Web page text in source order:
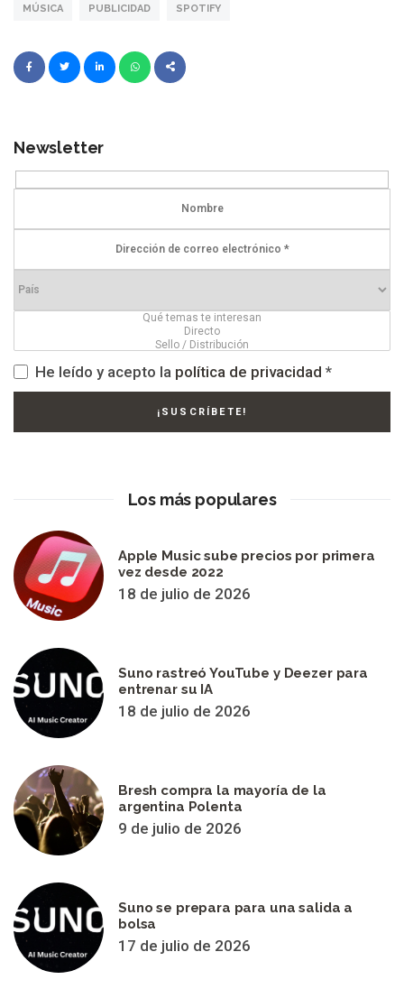
MÚSICA PUBLICIDAD SPOTIFY
Newsletter
He leído y acepto la política de privacidad *
Los más populares
Apple Music sube precios por primera
vez desde 2022
18 de julio de 2026
Suno rastreó YouTube y Deezer para
entrenar su IA
18 de julio de 2026
Bresh compra la mayoría de la
argentina Polenta
9 de julio de 2026
Suno se prepara para una salida a
bolsa
17 de julio de 2026